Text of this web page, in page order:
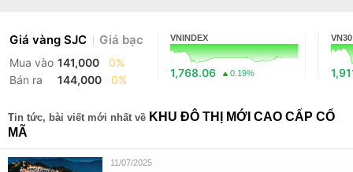
Giá vàng SJC Giá bạc
Mua vào 141,000
0%
Bán ra
144,000 0%
VNINDEX
1,768.06 0.19%
VN30
Tin tức, bài viết mới nhất về KHU ĐÔ THỊ MỚI CAO CẤP CỔ
MÃ
11/07/2025